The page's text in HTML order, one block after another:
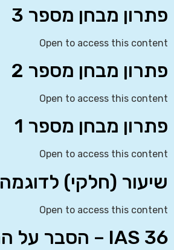
פתרון מבחן מספר 3
Open to access this content
פתרון מבחן מספר 2
Open to access this content
פתרון מבחן מספר 1
Open to access this content
שיעור (חלקי) לדוגמה
Open to access this content
IAS 36 – הסבר על התקן